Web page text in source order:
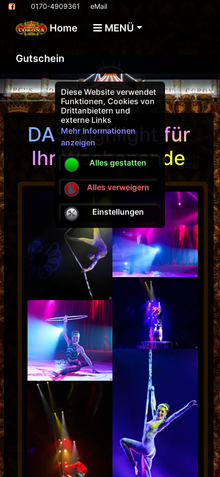
0170-4909361 eMail
Home MENÜ
Gutschein
Diese Website verwendet
Funktionen, Cookies von
Drittanbietern und
externe Links
Mehr Informationen
anzeigen
Alles gestatten
Alles verweigern
Einstellungen
DAS Highlight für
Ihr Wochenende